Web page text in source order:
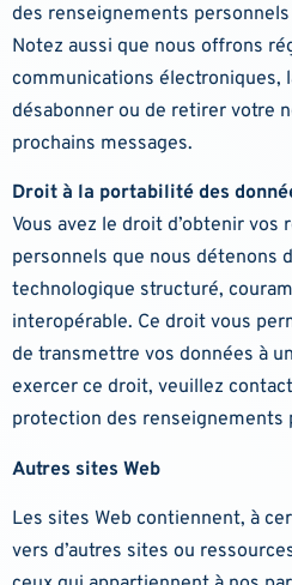
des renseignements personnels
Notez aussi que nous offrons
communications électroniques,
désabonner ou de retirer votre
prochains messages.
Droit à la portabilité des
Vous avez le droit d’obtenir vos
personnels que nous détenons
technologique structuré,
interopérable. Ce droit vous
de transmettre vos données à
exercer ce droit, veuillez
protection des renseignements
Autres sites Web
Les sites Web contiennent, à
vers d’autres sites ou